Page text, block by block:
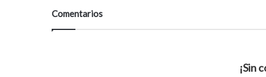
Comentarios
¡Sin